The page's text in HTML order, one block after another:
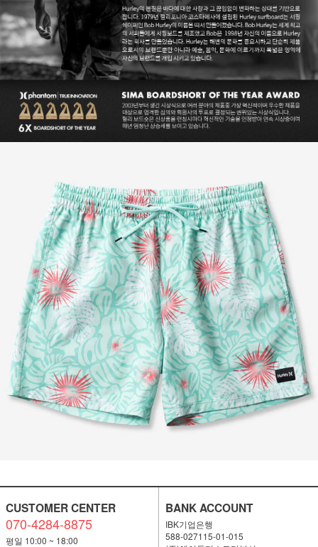
페이코 ID로 페
CUSTOMER CENTER
070-4284-8875
평일 10:00 ~ 18:00
BANK ACCOUNT
IBK기업은행
588-027115-01-015